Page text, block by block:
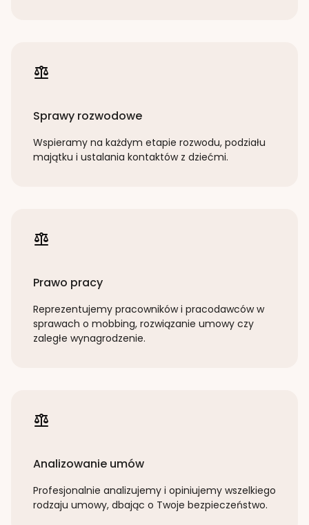
Sprawy rozwodowe
Wspieramy na każdym etapie rozwodu, podziału
majątku i ustalania kontaktów z dziećmi.
Prawo pracy
Reprezentujemy pracowników i pracodawców w
sprawach o mobbing, rozwiązanie umowy czy
zaległe wynagrodzenie.
Analizowanie umów
Profesjonalnie analizujemy i opiniujemy wszelkiego
rodzaju umowy, dbając o Twoje bezpieczeństwo.